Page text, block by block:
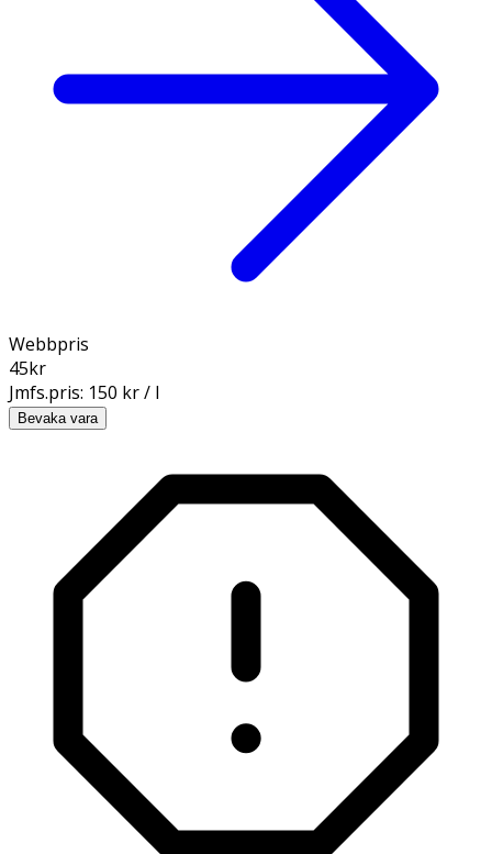
Webbpris
45kr
Jmfs.pris: 150 kr / l
Bevaka vara